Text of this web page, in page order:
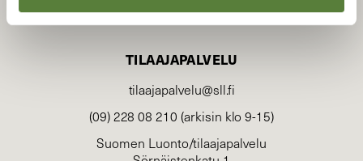
TILAAJAPALVELU
tilaajapalvelu@sll.fi
(09) 228 08 210 (arkisin klo 9-15)
Suomen Luonto/tilaajapalvelu